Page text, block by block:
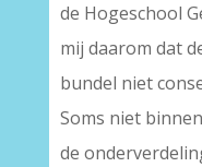
de Hogeschool
mij daarom dat
bundel niet
Soms niet
de